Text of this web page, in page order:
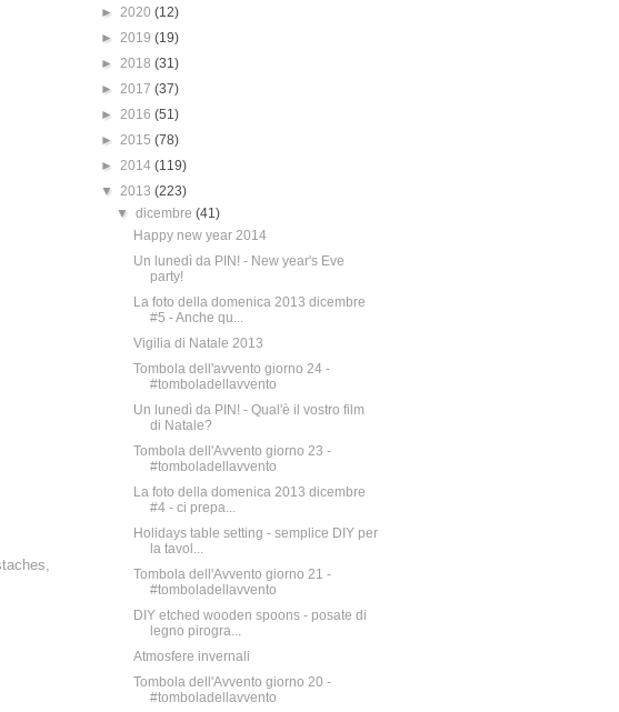
► 2020 (12)
► 2019 (19)
► 2018 (31)
► 2017 (37)
► 2016 (51)
► 2015 (78)
► 2014 (119)
▼ 2013 (223)
▼dicembre(41)
Happy new year 2014
Un lunedì da PIN! - New year's Eve
party!
La foto della domenica 2013 dicembre
#5 - Anche qu...
Vigilia di Natale 2013
Tombola dell'avvento giorno 24 -
#tomboladellavvento
Un lunedì da PIN! - Qual'è il vostro film
di Natale?
Tombola dell'Avvento giorno 23 -
#tomboladellavvento
La foto della domenica 2013 dicembre
#4 - ci prepa...
Holidays table setting - semplice DIY per
la tavol...
Tombola dell'Avvento giorno 21 -
#tomboladellavvento
DIY etched wooden spoons - posate di
legno pirogra...
Atmosfere invernali
Tombola dell'Avvento giorno 20 -
#tomboladellavvento